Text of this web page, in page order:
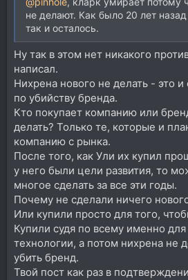
не делают. Как было 20 лет назад
так и осталось.
Ну так в этом нет никакого
написал.
Нихрена нового не делать - это и
по убийству бренда.
Кто покупает компанию или
делать? Только те, которые и
компанию с рынка.
После того, как Ули их купил
у него были цели развития, то
многое сделать за все эти годы.
Почему не сделали ничего
Или купили просто для того,
Купили судя по всему именно для
технологии, а потом нихрена не
убить бренд.
Твой пост как раз в